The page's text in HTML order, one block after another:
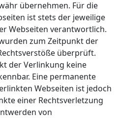
übernehmen. Für die
ist stets der jeweilige
Webseiten verantwortlich.
zum Zeitpunkt der
überprüft.
der Verlinkung keine
Eine permanente
Webseiten ist jedoch
einer Rechtsverletzung
von